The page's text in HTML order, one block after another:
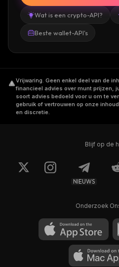
Wat is een crypto-API?
Beste wallet-API's
Vrijwaring. Geen enkel deel van de
financieel advies over munt prijzen,
soort advies bedoeld voor u om te
gebruik of vertrouwen op onze
en discretie.
Blijf op de
NIEUWS
Onderzoek